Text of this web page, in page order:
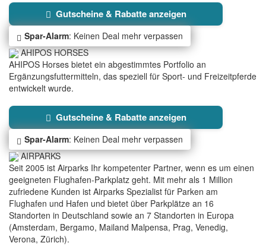
Gutscheine & Rabatte anzeigen
Spar-Alarm: Keinen Deal mehr verpassen
AHIPOS HORSES
AHIPOS Horses bietet ein abgestimmtes Portfolio an
Ergänzungsfuttermitteln, das speziell für Sport- und Freizeitpferde
entwickelt wurde.
Gutscheine & Rabatte anzeigen
Spar-Alarm: Keinen Deal mehr verpassen
AIRPARKS
Seit 2005 ist Airparks Ihr kompetenter Partner, wenn es um einen
geeigneten Flughafen-Parkplatz geht. Mit mehr als 1 Million
zufriedene Kunden ist Airparks Spezialist für Parken am
Flughafen und Hafen und bietet über Parkplätze an 16
Standorten in Deutschland sowie an 7 Standorten in Europa
(Amsterdam, Bergamo, Mailand Malpensa, Prag, Venedig,
Verona, Zürich).